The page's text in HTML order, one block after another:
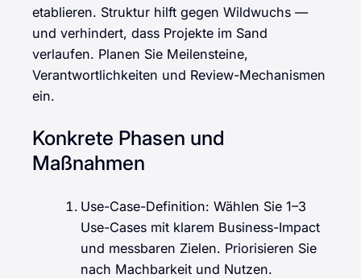
etablieren. Struktur hilft gegen Wildwuchs —
und verhindert, dass Projekte im Sand
verlaufen. Planen Sie Meilensteine,
Verantwortlichkeiten und Review-Mechanismen
ein.
Konkrete Phasen und
Maßnahmen
Use-Case-Definition: Wählen Sie 1–3
Use-Cases mit klarem Business-Impact
und messbaren Zielen. Priorisieren Sie
nach Machbarkeit und Nutzen.